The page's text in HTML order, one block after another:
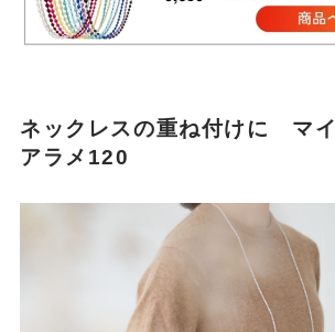
ネックレスの重ね付けに マ
アラメ120